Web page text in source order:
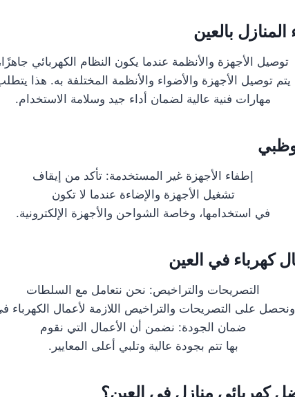
بالعين
توصيل الأجهزة والأنظمة عندما يكون النظام الكهربائي
يتم توصيل الأجهزة والأضواء والأنظمة المختلفة به. هذا
مهارات فنية عالية لضمان أداء جيد وسلامة الاستخدام.
إطفاء الأجهزة غير المستخدمة: تأكد من إيقاف
تشغيل الأجهزة والإضاءة عندما لا تكون
في استخدامها، وخاصة الشواحن والأجهزة الإلكترونية.
كهرباء في العين
التصريحات والتراخيص: نحن نتعامل مع السلطات
ونحصل على التصريحات والتراخيص اللازمة لأعمال الكهرباء
ضمان الجودة: نضمن أن الأعمال التي نقوم
بها تتم بجودة عالية وتلبي أعلى المعايير.
كهربائى منازل في العين؟